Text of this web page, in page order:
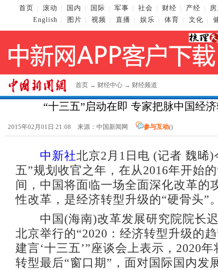
首页 滚动 国内 国际 军事 社会 财经 产经
English
图片 视频 直播 娱乐 体育 文化
首页 → 财经中心 → 财经频道
“十三五”启动在即 专家把脉中国经
2015年02月01日 21:08 来源： 中国新闻网 参与互动()
中新社北京2月1日电 (记者 魏晞)
五”规划收官之年，在从2016年开始
间，中国将面临一场全面深化改革的
性改革，是经济转型升级的“硬骨头”
中国(海南)改革发展研究院院长迟
北京举行的“2020：经济转型升级的
建言‘十三五’”座谈会上表示，2020
转型最后“窗口期”，面对国际国内发